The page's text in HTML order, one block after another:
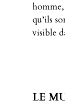
homme,
qu’ils
visible
LE